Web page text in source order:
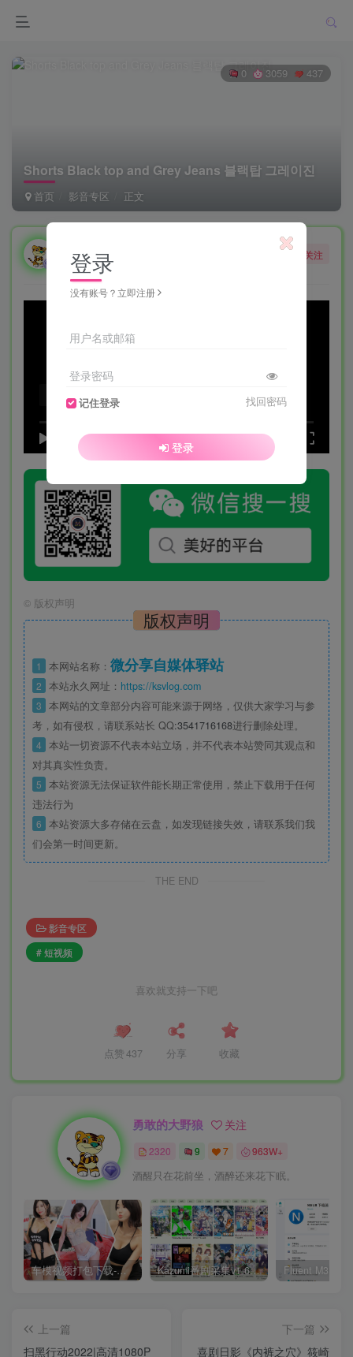
Shorts Black top and Grey Jeans 블랙탑 그레이진
首页 影音专区 正文
0 3059 437
酒醒只在花前坐，酒醉还来花下眠。
关注
0:00/0:00 speed
Video load failed
© 版权声明
版权声明
1 本网站名称： 微分享自媒体驿站
2 本站永久网址： https://ksvlog.com
3 本网站的文章部分内容可能来源于网络，仅供大家学习与参
考，如有侵权，请联系站长 QQ:3541716168进行删除处理。
4 本站一切资源不代表本站立场，并不代表本站赞同其观点和
对其真实性负责。
5 本站资源无法保证软件能长期正常使用，禁止下载用于任何
违法行为
6 本站资源大多存储在云盘，如发现链接失效，请联系我们我
们会第一时间更新。
THE END
影音专区
# 短视频
喜欢就支持一下吧
点赞 437 分享 收藏
勇敢的大野狼 关注
2320 9 7 963W+
酒醒只在花前坐，酒醉还来花下眠。
车模视频打包下载-高清无水印版 Kazumi番剧采集v1.6.9：支持自定义规则+在线观看+弹幕，跨平台下载
上一篇
扫黑行动2022|高清1080P
下一篇
喜剧日影《内裤之穴》筱崎
登录
没有账号？立即注册
用户名或邮箱
登录密码
记住登录 找回密码
登录